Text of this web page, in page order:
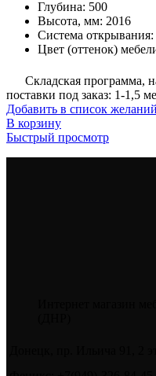
Глубина: 500
Высота, мм: 2016
Система открывания:
Цвет (оттенок)
Складская программа,
поставки под заказ: 1-1,5
Добавить в список желаний
В корзину
Быстрый просмотр